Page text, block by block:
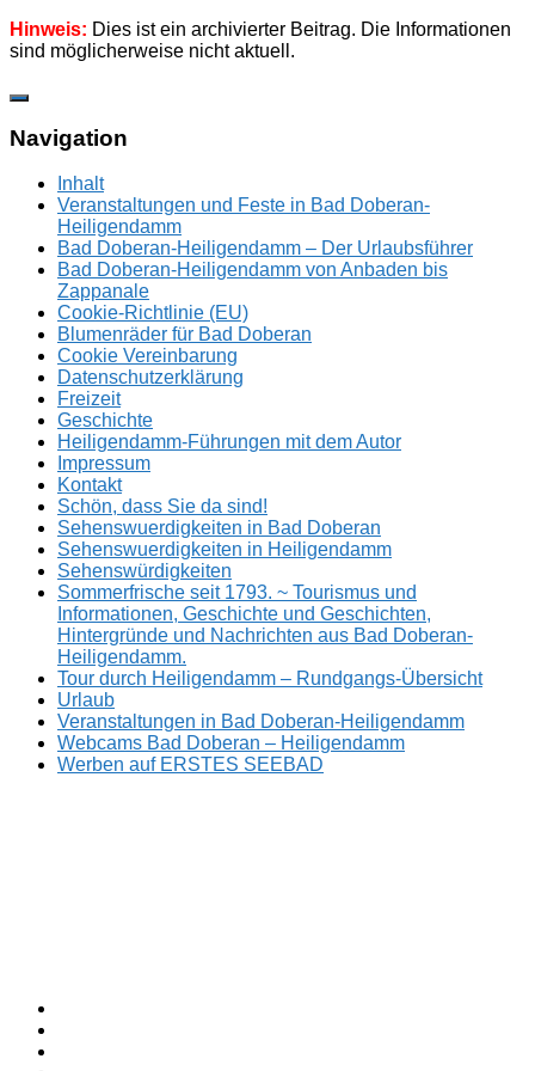
Hinweis: Dies ist ein archivierter Beitrag. Die Informationen
sind möglicherweise nicht aktuell.
Zum
springen
Navigation
Inhalt
Veranstaltungen und Feste in Bad Doberan-
Heiligendamm
Bad Doberan-Heiligendamm – Der Urlaubsführer
Bad Doberan-Heiligendamm von Anbaden bis
Zappanale
Cookie-Richtlinie (EU)
Blumenräder für Bad Doberan
Cookie Vereinbarung
Datenschutzerklärung
Freizeit
Geschichte
Heiligendamm-Führungen mit dem Autor
Impressum
Kontakt
Schön, dass Sie da sind!
Sehenswuerdigkeiten in Bad Doberan
Sehenswuerdigkeiten in Heiligendamm
Sehenswürdigkeiten
Sommerfrische seit 1793. ~ Tourismus und
Informationen, Geschichte und Geschichten,
Hintergründe und Nachrichten aus Bad Doberan-
Heiligendamm.
Tour durch Heiligendamm – Rundgangs-Übersicht
Urlaub
Veranstaltungen in Bad Doberan-Heiligendamm
Webcams Bad Doberan – Heiligendamm
Werben auf ERSTES SEEBAD
ERSTES
SEEBAD
Sommerfrische
seit
1793.